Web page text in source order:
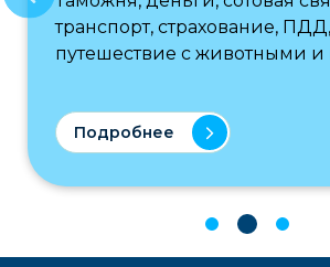
страхование, ПДД,
с животными и прочее.